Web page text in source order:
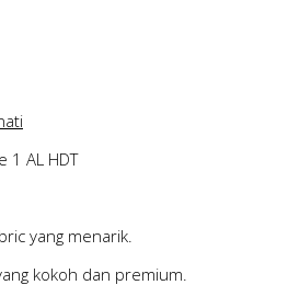
1 AL HDT
yang menarik.
kokoh dan premium.